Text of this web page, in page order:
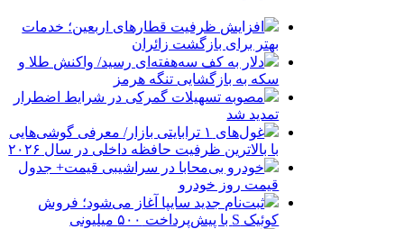
افزایش ظرفیت قطارهای اربعین؛ خدمات
بهتر برای بازگشت زائران
دلار به کف سه‌هفته‌ای رسید/ واکنش طلا و
سکه به بازگشایی تنگه هرمز
مصوبه تسهیلات گمرکی در شرایط اضطرار
تمدید شد
غول‌های ۱ ترابایتی بازار/ معرفی گوشی‌هایی
با بالاترین ظرفیت حافظه داخلی در سال ۲۰۲۶
خودرو بی‌محابا در سراشیبی قیمت+ جدول
قیمت روز خودرو
ثبت‌نام جدید سایپا آغاز می‌شود؛ فروش
کوئیک S با پیش‌پرداخت ۵۰۰ میلیونی